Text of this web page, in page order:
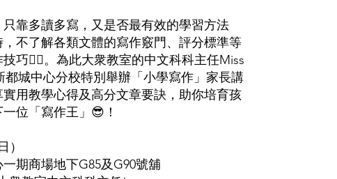
靠多讀多寫，又是否最有效的學習方法
不了解各類文體的寫作竅門、評分標準等
巧😵‍💫。為此大衆教室的中文科科主任Miss
都城中心分校特別舉辦「小學寫作」家長講
用教學心得及高分文章要訣，助你培育孩
位「寫作王」😎！
）
期商場地下G85及G90號舖